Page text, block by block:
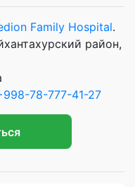
Family Hospital.
район,
78-777-41-27